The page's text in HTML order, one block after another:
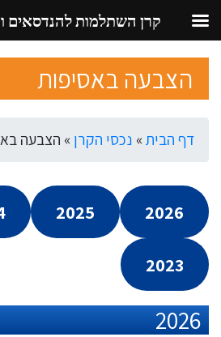
content
הצבעה באסיפות
דף הבית» נכסי הקרן » הצבעה
2026
2025
2023
2026
קרן השתלמות להנדסאים